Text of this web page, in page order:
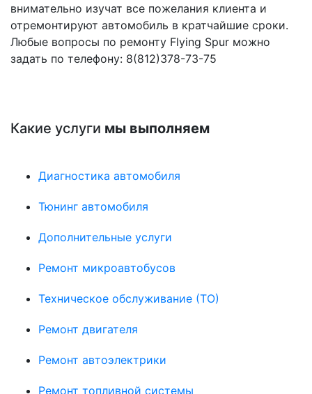
внимательно изучат все пожелания клиента и
отремонтируют автомобиль в кратчайшие сроки.
Любые вопросы по ремонту Flying Spur можно
задать по телефону: 8(812)378-73-75
Какие услуги мы выполняем
Диагностика автомобиля
Тюнинг автомобиля
Дополнительные услуги
Ремонт микроавтобусов
Техническое обслуживание (ТО)
Ремонт двигателя
Ремонт автоэлектрики
Ремонт топливной системы